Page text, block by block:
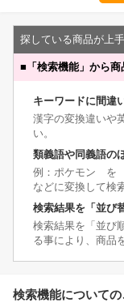
探している商品が上
■ 「検索機能」から
キーワードに間違
漢字の変換違いや
い。
類義語や同義語の
例：ポケモン を
などに変換して検
検索結果を「並び
検索結果を「並び
る事により、商品
検索機能について